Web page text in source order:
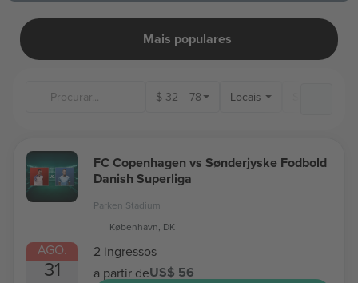
Mais populares
$ 32 - 78 Locais
AGO.
31
FC Copenhagen vs Sønderjyske Fodbold
Danish Superliga
Parken Stadium
København, DK
2 ingressos
a partir deUS$ 56